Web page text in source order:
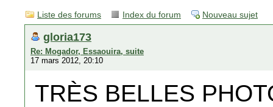
Liste des forums Index du forum Nouveau sujet
gloria173
Re: Mogador, Essaouira, suite
17 mars 2012, 20:10
TRÈS BELLES